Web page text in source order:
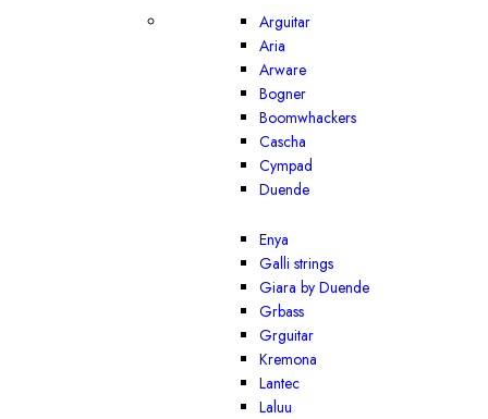
Arguitar
Aria
Arware
Bogner
Boomwhackers
Cascha
Cympad
Duende
Enya
Galli strings
Giara by Duende
Grbass
Grguitar
Kremona
Lantec
Laluu